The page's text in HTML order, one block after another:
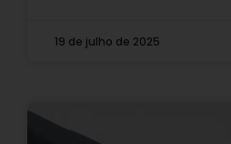
19 de julho de 2025